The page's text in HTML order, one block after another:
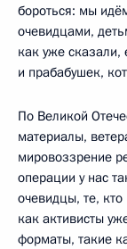
бороться: мы
очевидцами,
как уже сказали,
и прабабушек,
По Великой
материалы,
мировоззрение
операции у нас
очевидцы, те,
как активисты
форматы, такие